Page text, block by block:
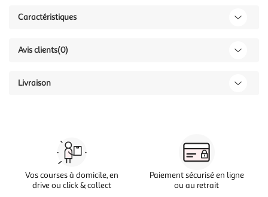
Caractéristiques
Avis clients(0)
Livraison
Vos courses à domicile, en
drive ou click & collect
Paiement sécurisé en ligne
ou au retrait